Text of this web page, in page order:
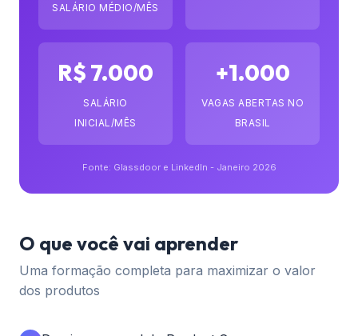
SALÁRIO MÉDIO/MÊS
R$ 7.000
SALÁRIO
INICIAL/MÊS
+1.000
VAGAS ABERTAS NO
BRASIL
Fonte: Glassdoor e LinkedIn - Janeiro 2026
O que você vai aprender
Uma formação completa para maximizar o valor
dos produtos